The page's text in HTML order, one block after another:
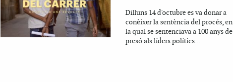
Dilluns 14 d'octubre es va donar a
conèixer la sentència del procés, en
la qual se sentenciava a 100 anys de
presó als líders polítics...